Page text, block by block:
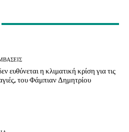
ευθύνεται η κλιματική κρίση για τις
του Φάμπιαν Δημητρίου